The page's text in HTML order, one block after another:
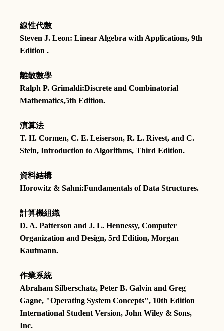
線性代數
Steven J. Leon: Linear Algebra with Applications, 9th
Edition .
離散數學
Ralph P. Grimaldi:Discrete and Combinatorial
Mathematics,5th Edition.
演算法
T. H. Cormen, C. E. Leiserson, R. L. Rivest, and C.
Stein, Introduction to Algorithms, Third Edition.
資料結構
Horowitz & Sahni:Fundamentals of Data Structures.
計算機組織
D. A. Patterson and J. L. Hennessy, Computer
Organization and Design, 5rd Edition, Morgan
Kaufmann.
作業系統
Abraham Silberschatz, Peter B. Galvin and Greg
Gagne, "Operating System Concepts", 10th Edition
International Student Version, John Wiley & Sons,
Inc.